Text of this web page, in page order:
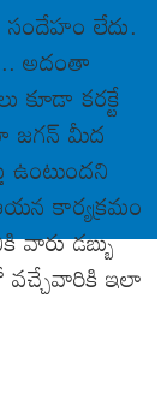
లేదు.
అదంతా
కరక్టే
జగన్ మీద
ఉంటుందని
కార్యక్రమం
వారు డబ్బు
వచ్చేవారికి ఇలా